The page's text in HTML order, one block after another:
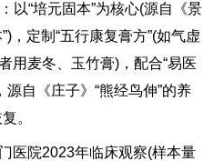
“培元固本”为核心(源自《景
，定制“五行康复膏方”(如气虚
用麦冬、玉竹膏)，配合“易医
自《庄子》“熊经鸟伸”的养
。
院2023年临床观察(样本量